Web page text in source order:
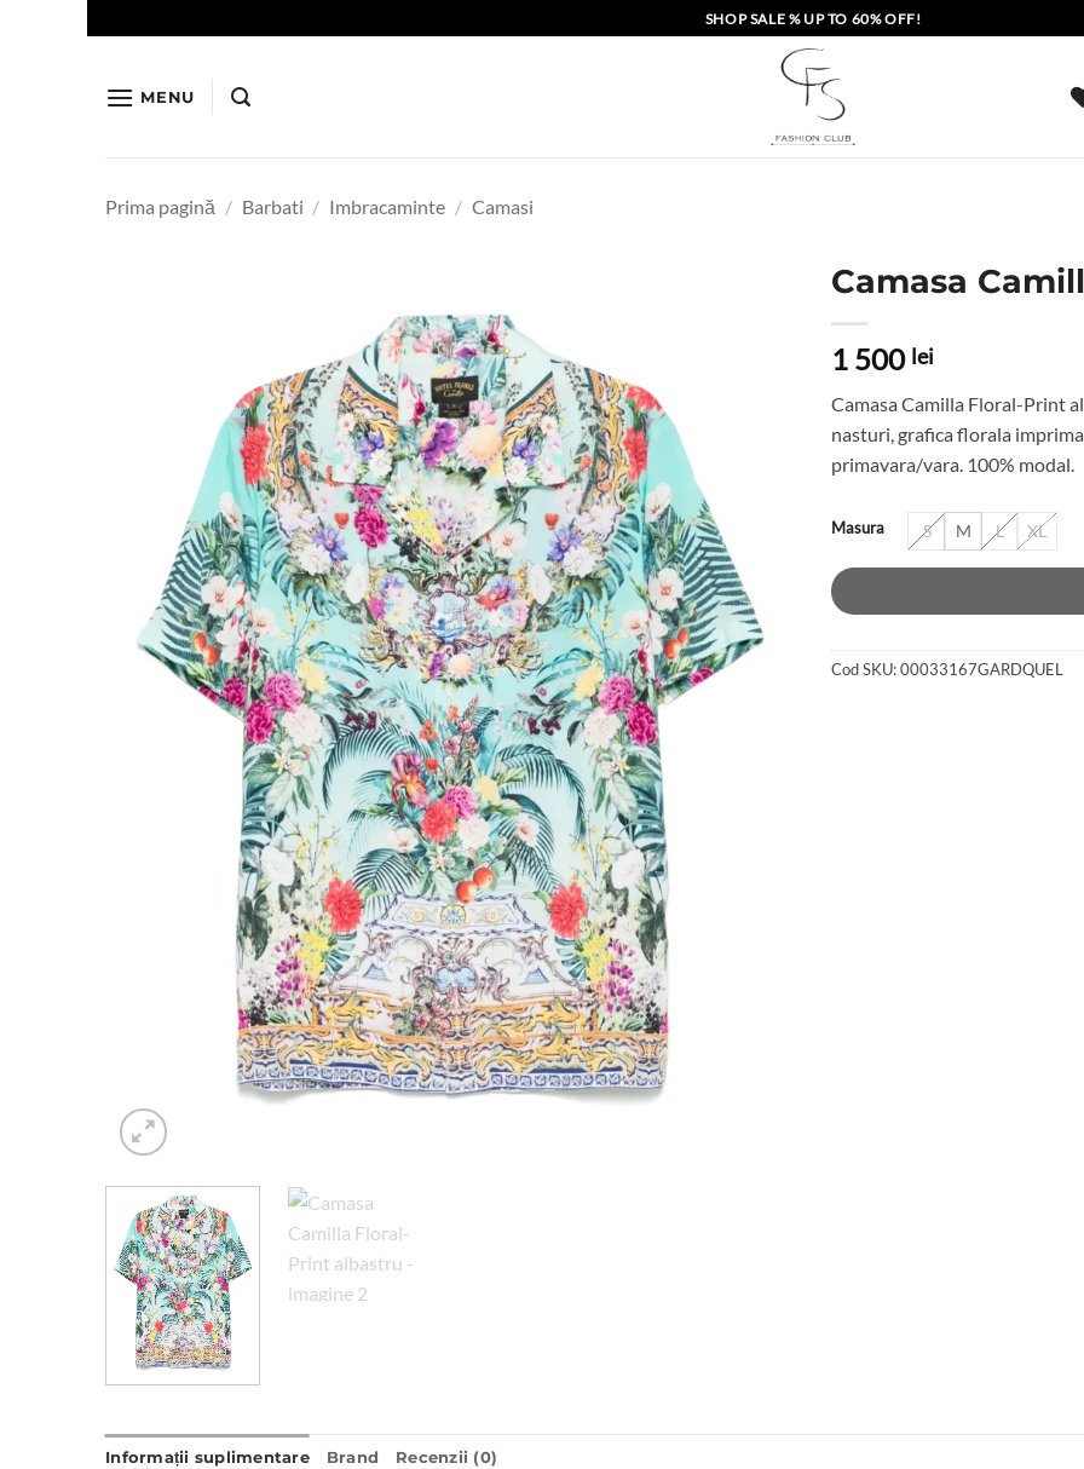
to
SHOP SALE % UP TO 60% OFF!
MENU
Prima pagină / Barbati / Imbracaminte / Camasi
Camasa
1 500 lei
Camasa Camilla Floral-Print
nasturi, grafica florala
primavara/vara. 100% modal.
Masura S M L XL
Cod SKU:00033167GARDQUEL
Informații suplimentare Brand Recenzii (0)